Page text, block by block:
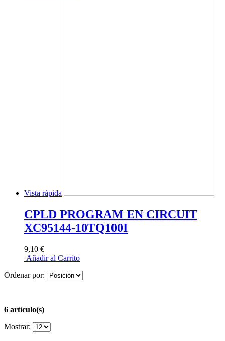
Vista rápida
CPLD PROGRAM EN CIRCUIT
XC95144-10TQ100I
9,10 €
Añadir al Carrito
Ordenar por:
6 artículo(s)
Mostrar: